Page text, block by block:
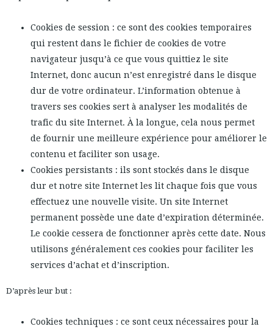
Cookies de session : ce sont des cookies temporaires
qui restent dans le fichier de cookies de votre
navigateur jusqu’à ce que vous quittiez le site
Internet, donc aucun n’est enregistré dans le disque
dur de votre ordinateur. L’information obtenue à
travers ses cookies sert à analyser les modalités de
trafic du site Internet. À la longue, cela nous permet
de fournir une meilleure expérience pour améliorer le
contenu et faciliter son usage.
Cookies persistants : ils sont stockés dans le disque
dur et notre site Internet les lit chaque fois que vous
effectuez une nouvelle visite. Un site Internet
permanent possède une date d’expiration déterminée.
Le cookie cessera de fonctionner après cette date. Nous
utilisons généralement ces cookies pour faciliter les
services d’achat et d’inscription.
D’après leur but :
Cookies techniques : ce sont ceux nécessaires pour la